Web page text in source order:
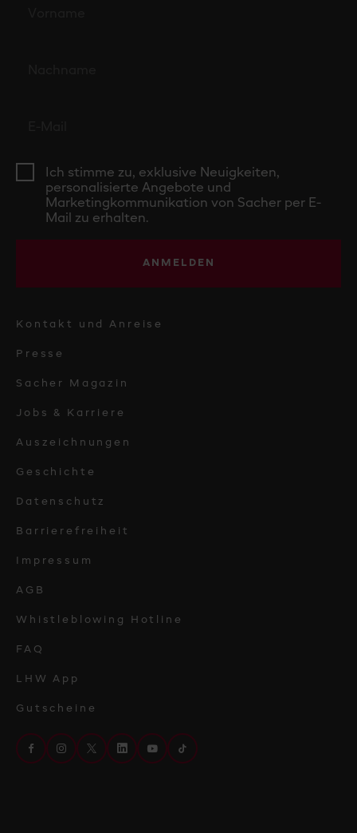
Ich stimme zu, exklusive Neuigkeiten,
personalisierte Angebote und
Marketingkommunikation von Sacher per E-
Mail zu erhalten.
ANMELDEN
Kontakt und Anreise
Presse
Sacher Magazin
Jobs & Karriere
Auszeichnungen
Geschichte
Datenschutz
Barrierefreiheit
Impressum
AGB
Whistleblowing Hotline
FAQ
LHW App
Gutscheine